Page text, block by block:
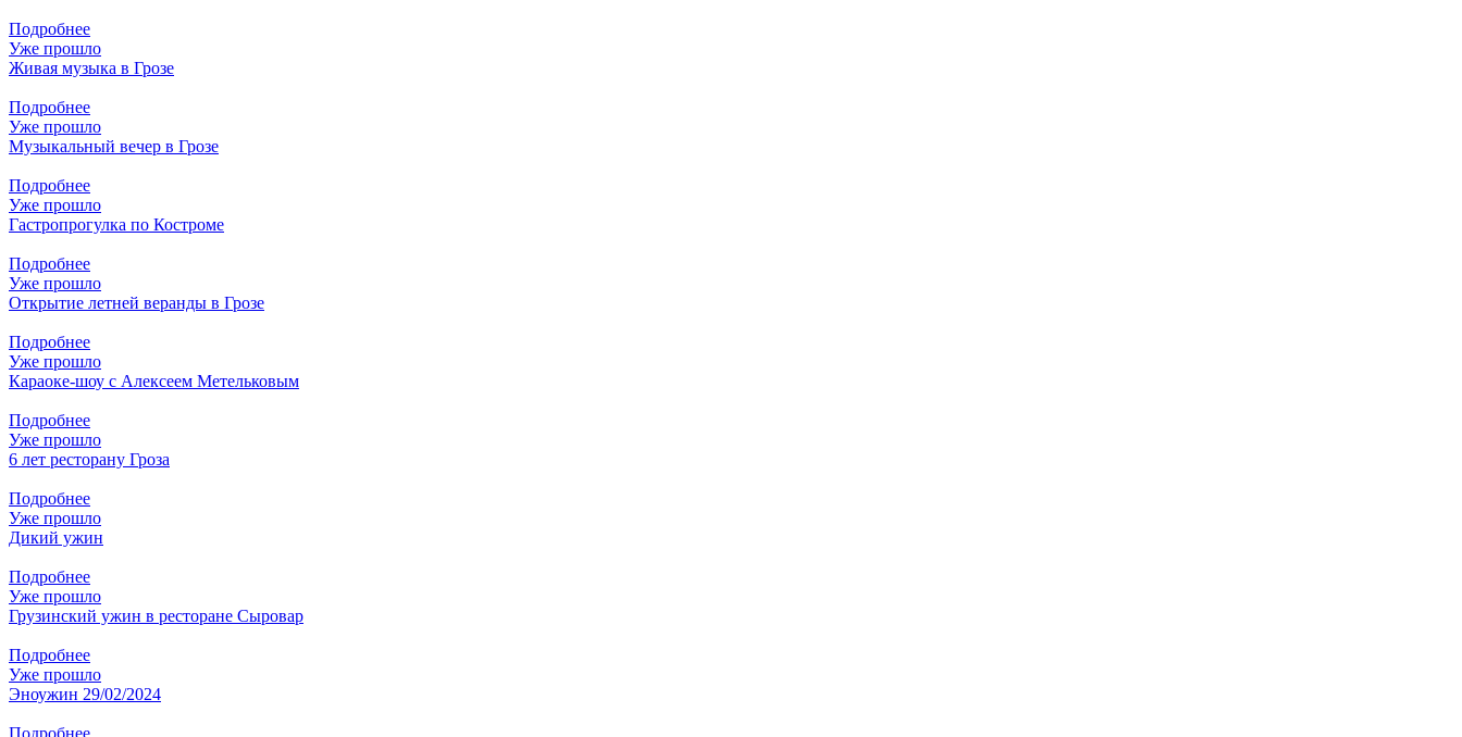
Подробнее
Уже прошло
Живая музыка в Грозе
Подробнее
Уже прошло
Музыкальный вечер в Грозе
Подробнее
Уже прошло
Гастропрогулка по Костроме
Подробнее
Уже прошло
Открытие летней веранды в Грозе
Подробнее
Уже прошло
Караоке-шоу с Алексеем Метельковым
Подробнее
Уже прошло
6 лет ресторану Гроза
Подробнее
Уже прошло
Дикий ужин
Подробнее
Уже прошло
Грузинский ужин в ресторане Сыровар
Подробнее
Уже прошло
Эноужин 29/02/2024
Подробнее